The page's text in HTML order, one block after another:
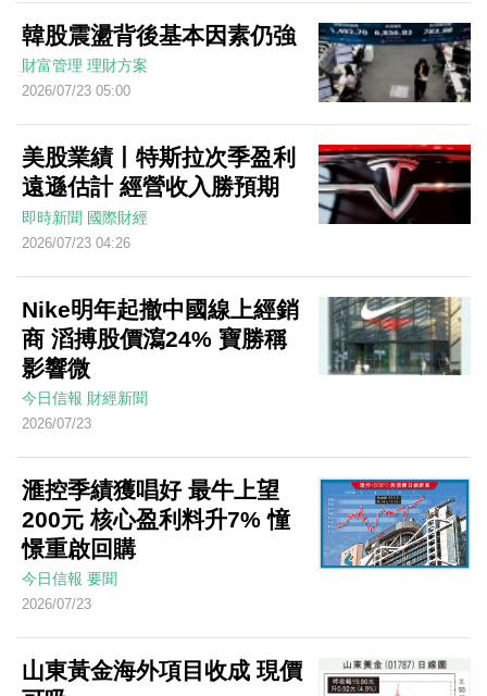
韓股震盪背後基本因素仍強
財富管理 理財方案
2026/07/23 05:00
美股業績丨特斯拉次季盈利
遠遜估計 經營收入勝預期
即時新聞 國際財經
2026/07/23 04:26
Nike明年起撤中國線上經銷
商 滔搏股價瀉24% 寶勝稱
影響微
今日信報 財經新聞
2026/07/23
滙控季績獲唱好 最牛上望
200元 核心盈利料升7% 憧
憬重啟回購
今日信報 要聞
2026/07/23
山東黃金海外項目收成 現價